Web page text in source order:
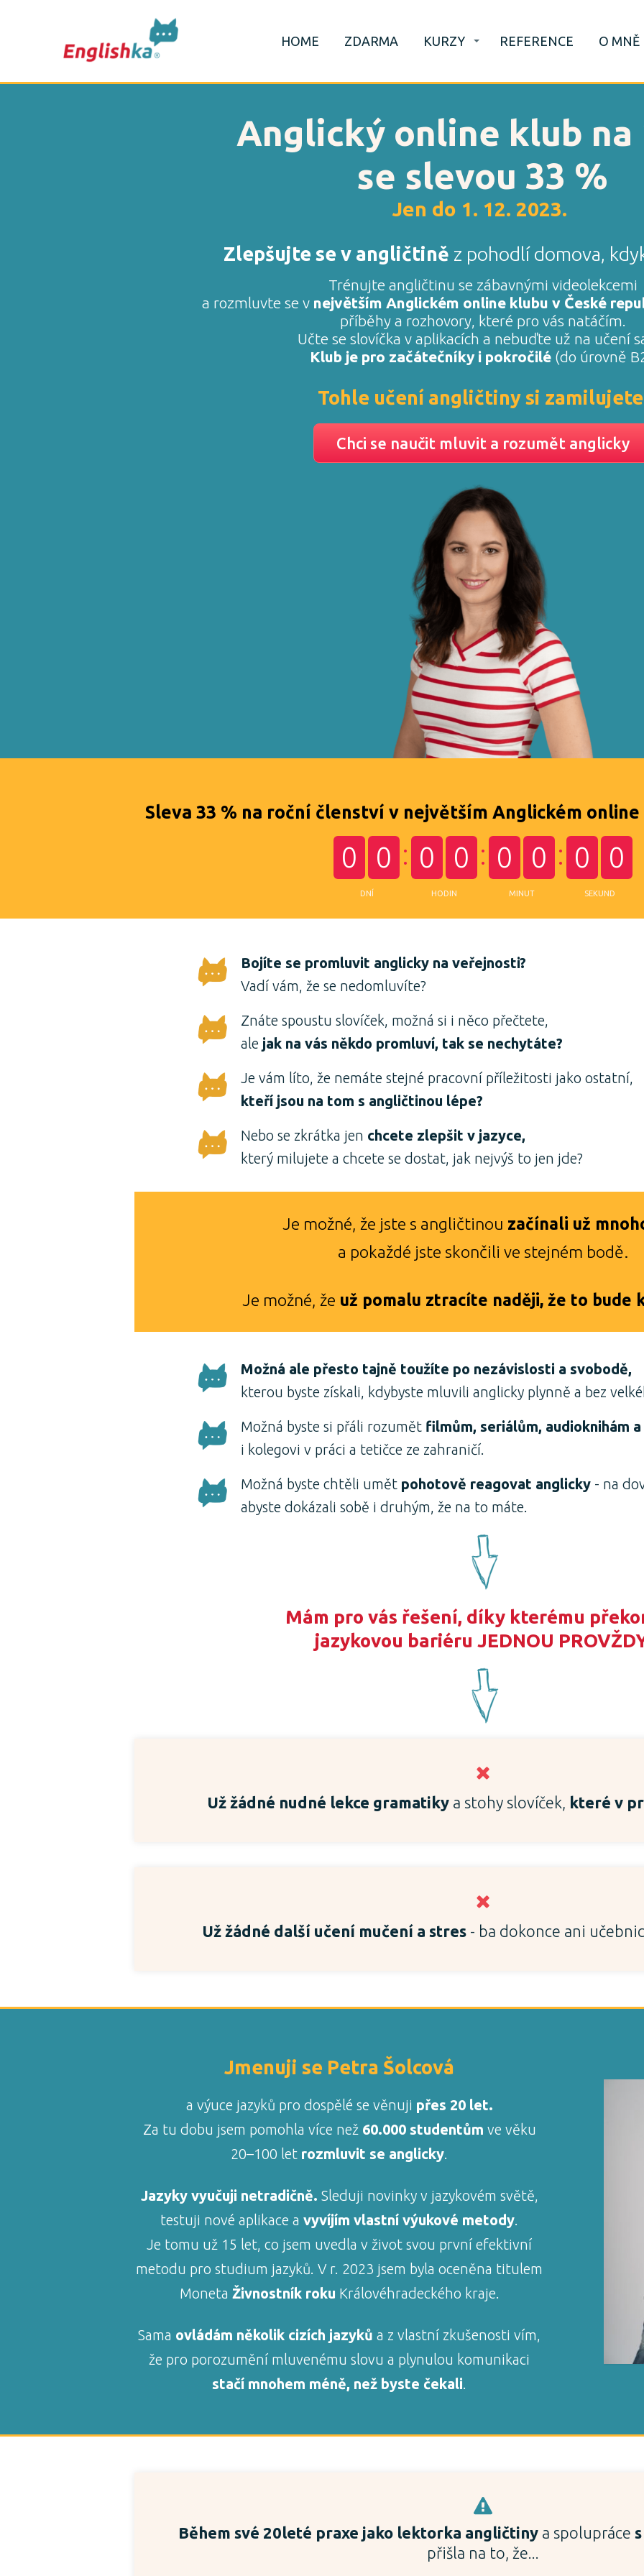
HOME ZDARMA KURZY REFERENCE O MNĚ
Anglický online klub na
se slevou 33 %
Jen do 1. 12. 2023.
Zlepšujte se v angličtině z pohodlí domova,
Trénujte angličtinu se zábavnými videolekcemi
a rozmluvte se v největším Anglickém online klubu v České
příběhy a rozhovory, které pro vás natáčím.
Učte se slovíčka v aplikacích a nebuďte už na učení
Klub je pro začátečníky i pokročilé(do úrovně
Tohle učení angličtiny si
Chci se naučit mluvit a rozumět anglicky
Sleva 33 % na roční členství v největším Anglickém online
0 0
DNÍ
0 0
HODIN
0 0
MINUT
0 0
SEKUND
Bojíte se promluvit anglicky na veřejnosti?
Vadí vám, že se nedomluvíte?
Znáte spoustu slovíček, možná si i něco přečtete,
ale jak na vás někdo promluví, tak se nechytáte?
Je vám líto, že nemáte stejné pracovní příležitosti jako ostatní,
kteří jsou na tom s angličtinou lépe?
Nebo se zkrátka jen chcete zlepšit v jazyce,
který milujete a chcete se dostat, jak nejvýš to jen jde?
Je možné, že jste s angličtinou začínali už
a pokaždé jste skončili ve stejném bodě.
Je možné, že už pomalu ztracíte naději, že to bude
Možná ale přesto tajně toužíte po nezávislosti a svobodě,
kterou byste získali, kdybyste mluvili anglicky plynně a bez
Možná byste si přáli rozumět filmům, seriálům, audioknihám
i kolegovi v práci a tetičce ze zahraničí.
Možná byste chtěli umět pohotově reagovat anglicky - na
abyste dokázali sobě i druhým, že na to máte.
Mám pro vás řešení, díky kterému
jazykovou bariéru JEDNOU
Už žádné nudné lekce gramatikya stohy slovíček, které v
Už žádné další učení mučení a stres- ba dokonce ani
Jmenuji se Petra Šolcová
a výuce jazyků pro dospělé se věnuji přes 20 let.
Za tu dobu jsem pomohla více než 60.000 studentům ve věku
20–100 let rozmluvit se anglicky.
Jazyky vyučuji netradičně. Sleduji novinky v jazykovém světě,
testuji nové aplikace avyvíjím vlastní výukové metody.
Je tomu už 15 let, co jsem uvedla v život svou první efektivní
metodu pro studium jazyků. V r. 2023 jsem byla oceněna titulem
Moneta Živnostník roku Královéhradeckého kraje.
Sama ovládám několik cizích jazyků a z vlastní zkušenosti vím,
že pro porozumění mluvenému slovu a plynulou komunikaci
stačí mnohem méně, než byste čekali.
Během své 20leté praxe jako lektorka angličtiny a spolupráce
přišla na to, že...